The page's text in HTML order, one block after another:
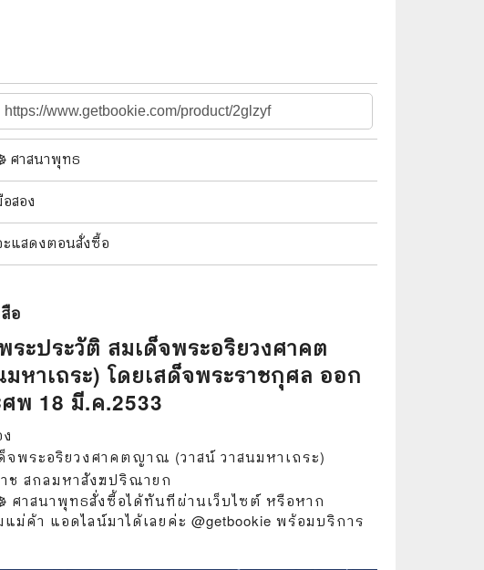
ศาสนาพุทธ
สอง
ะแสดงตอนสั่งซื้อ
อ
ะประวัติ สมเด็จพระอริยวงศาคต
หาเถระ) โดยเสด็จพระราชกุศล ออก
พ 18 มี.ค.2533
จพระอริยวงศาคตญาณ (วาสน์ วาสนมหาเถระ)
ช สกลมหาสังฆปริณายก
ศาสนาพุทธสั่งซื้อได้ทันทีผ่านเว็บไซต์ หรือหาก
ม่ค้า แอดไลน์มาได้เลยค่ะ @getbookie พร้อมบริการ
งาม
🤳 Social Science
😊 Self-Enrichment
🧑‍🏫 Education & Teaching
🎶 Music & Movie
👪 Family and Relationships
🐕‍🦺 Animals
🏛️ Politics & Government
⚙️ Engineering & Transportation
⚖️ Law
👤 Biography